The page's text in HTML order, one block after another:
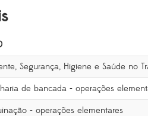
Segurança, Higiene e Saúde no
de bancada - operações
- operações elementares